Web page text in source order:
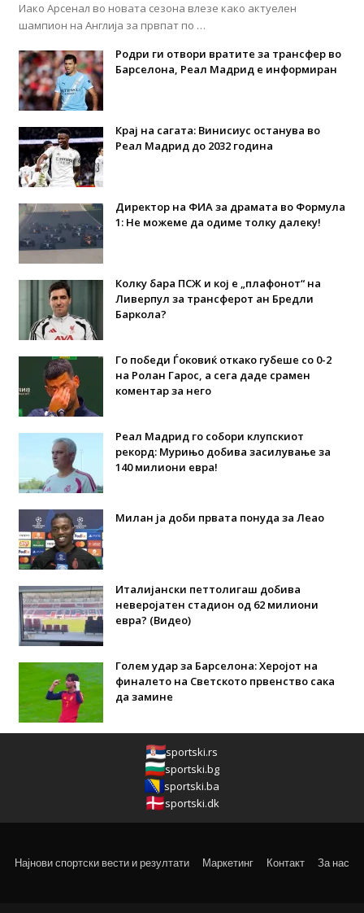
Иако Арсенал во новата сезона влезе како актуелен
шампион на Англија за првпат по …
Родри ги отвори вратите за трансфер во
Барселона, Реал Мадрид е информиран
Крај на сагата: Винисиус останува во
Реал Мадрид до 2032 година
Директор на ФИА за драмата во Формула
1: Не можеме да одиме толку далеку!
Колку бара ПСЖ и кој е „плафонот“ на
Ливерпул за трансферот ан Бредли
Баркола?
Го победи Ѓоковиќ откако губеше со 0-2
на Ролан Гарос, а сега даде срамен
коментар за него
Реал Мадрид го собори клупскиот
рекорд: Мурињо добива засилување за
140 милиони евра!
Милан ја доби првата понуда за Леао
Италијански петтолигаш добива
неверојатен стадион од 62 милиони
евра? (Видео)
Голем удар за Барселона: Херојот на
финалето на Светското првенство сака
да замине
sportski.rs
sportski.bg
sportski.ba
sportski.dk
Најнови спортски вести и резултати Маркетинг Контакт За нас